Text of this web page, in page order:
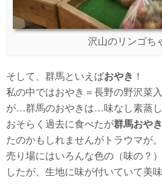
沢山のリンゴち
そして、群馬といえばおやき ！
私の中ではおやき＝長野の野沢菜
が…群馬のおやきは…味なし素蒸し
おそらく過去に食べたが群馬おやき
たのかもしれませんがトラウマが。
売り場にはいろんな色の（味の？
したが、生地に味が付いていて美